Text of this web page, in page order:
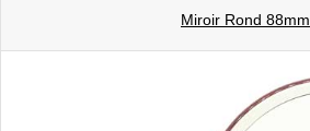
Miroir Rond 88mm